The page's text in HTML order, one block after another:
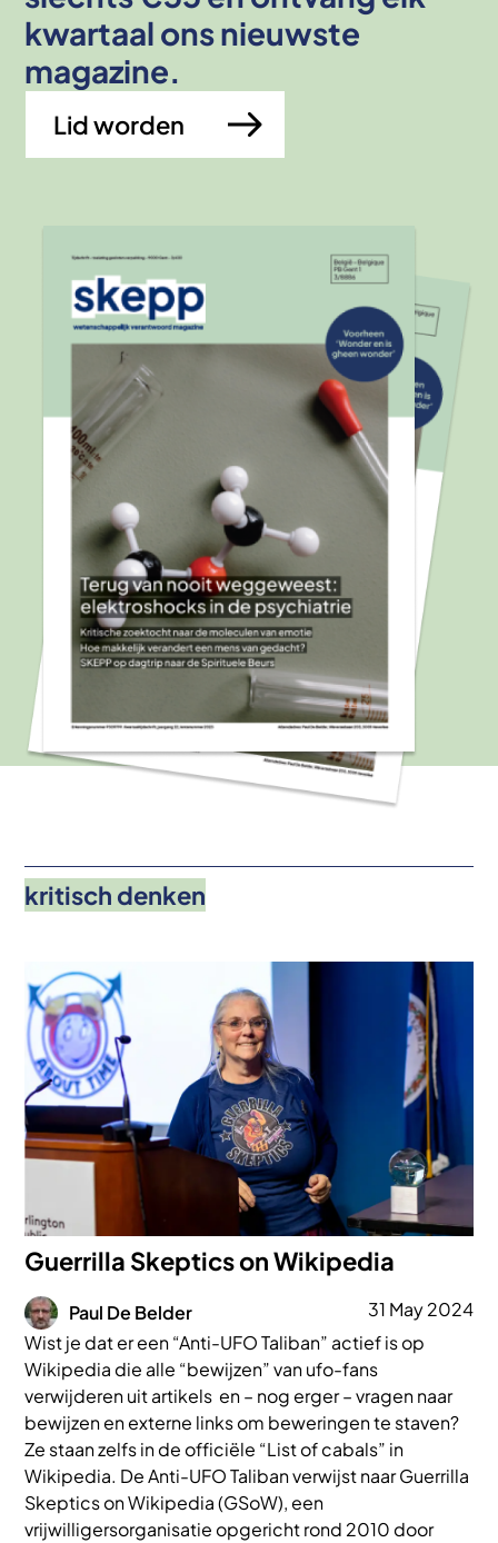
kwartaal ons nieuwste
magazine.
Lid worden
kritisch denken
Afbeelding
Guerrilla Skeptics on Wikipedia
Afbeelding
Paul De Belder
31 May 2024
Wist je dat er een “Anti-UFO Taliban” actief is op
Wikipedia die alle “bewijzen” van ufo-fans
verwijderen uit artikels en – nog erger – vragen naar
bewijzen en externe links om beweringen te staven?
Ze staan zelfs in de officiële “List of cabals” in
Wikipedia. De Anti-UFO Taliban verwijst naar Guerrilla
Skeptics on Wikipedia (GSoW), een
vrijwilligersorganisatie opgericht rond 2010 door